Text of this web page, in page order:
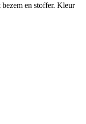
bezem en stoffer. Kleur